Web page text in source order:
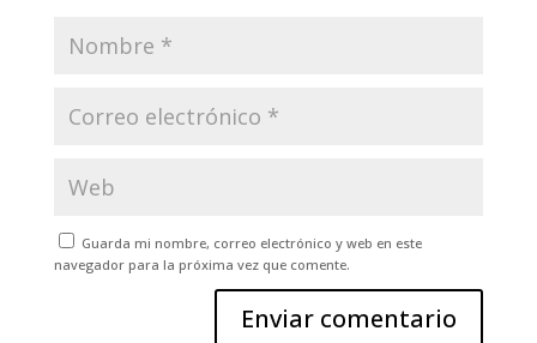
Guarda mi nombre, correo electrónico y web en este
navegador para la próxima vez que comente.